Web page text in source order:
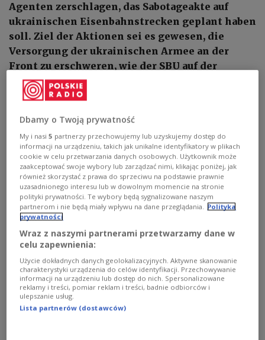
Agenten zerschlagen, das Sabotageakte auf
ukrainischen Eisenbahnstrecken geplant haben
soll. Ziel der Aktionen sei es gewesen, die
Versorgung der ukrainischen Armee an der
Front zu erschweren, wie der SBU auf der
Plattform Telegram mitteilte.
Der ukrainische Sicherheitsdienst hat ein Netzwerk von Agenten des
militärischen Geheimdienstes Russlands (GRU) zerschlagen.
X/servicessu
Im Rahmen einer Spezialoperation entdeckte der
ukrainische Geheimdienst ein Agentennetzwerk
Dbamy o Twoją prywatność
My i nasi5 partnerzy przechowujemy lub uzyskujemy dostęp do
informacji na urządzeniu, takich jak unikalne identyfikatory w plikach
cookie w celu przetwarzania danych osobowych. Użytkownik może
zaakceptować swoje wybory lub zarządzać nimi, klikając poniżej, jak
również skorzystać z prawa do sprzeciwu na podstawie prawnie
uzasadnionego interesu lub w dowolnym momencie na stronie
polityki prywatności. Te wybory będą sygnalizowane naszym
partnerom i nie będą miały wpływu na dane przeglądania. Polityka
prywatności
Wraz z naszymi partnerami przetwarzamy dane w
celu zapewnienia:
Użycie dokładnych danych geolokalizacyjnych. Aktywne skanowanie
charakterystyki urządzenia do celów identyfikacji. Przechowywanie
informacji na urządzeniu lub dostęp do nich. Spersonalizowane
reklamy i treści, pomiar reklam i treści, badnie odbiorców i
ulepszanie usług.
Lista partnerów (dostawców)